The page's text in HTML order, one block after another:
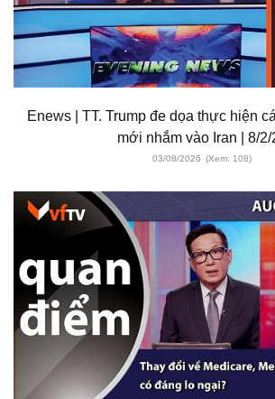
Enews | TT. Trump đe dọa thực hiện
mới nhắm vào Iran | 8/2/
03/08/2026 (Xem: 108)